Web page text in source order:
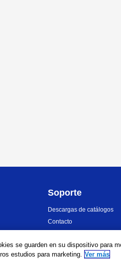
Soporte
Descargas de catálogos
Contacto
Información de soporte de
se guarden en su dispositivo para
estudios para marketing. Ver más